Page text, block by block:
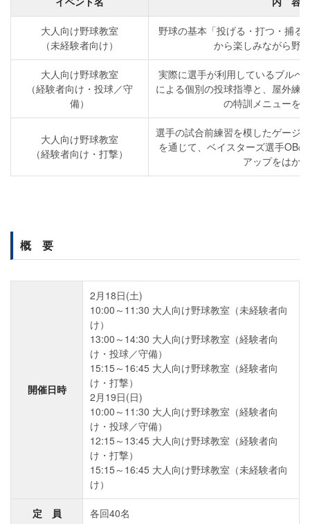
大人向け野球教室
（未経験者向け）
野球の基本「投げる・打つ・捕る
から楽しみながら野
大人向け野球教室
（経験者向け・投球／守
備）
実際に選手が利用しているブルペ
による個別の投球指導と、屋外練
の特訓メニューを
大人向け野球教室
（経験者向け・打撃）
選手の試合前練習を模したゲージ
を通じて、ベイスターズ選手OB
アップをはか
概 要
開催日時
2月18日(土)
10:00～11:30 大人向け野球教室（未経験者向
け）
13:00～14:30 大人向け野球教室（経験者向
け・投球／守備）
15:15～16:45 大人向け野球教室（経験者向
け・打撃）
2月19日(日)
10:00～11:30 大人向け野球教室（経験者向
け・投球／守備）
12:15～13:45 大人向け野球教室（経験者向
け・打撃）
15:15～16:45 大人向け野球教室（未経験者向
け）
定 員 各回40名